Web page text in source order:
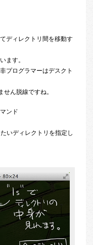
ディレクトリ間を移動す
ます。
プログラマーはデスクト
ん脱線ですね。
ンド
いディレクトリを指定し